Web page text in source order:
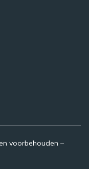
voorbehouden –